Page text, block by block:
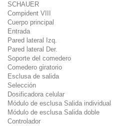
SCHAUER
Compident VIII
Cuerpo principal
Entrada
Pared lateral Izq.
Pared lateral Der.
Soporte del comedero
Comedero giratorio
Esclusa de salida
Selección
Dosificadora celular
Módulo de esclusa Salida individual
Módulo de esclusa Salida doble
Controlador